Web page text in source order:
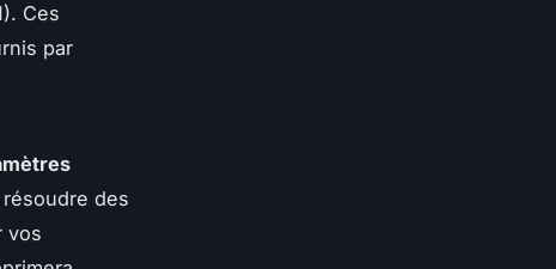
Ces
par
des
vos